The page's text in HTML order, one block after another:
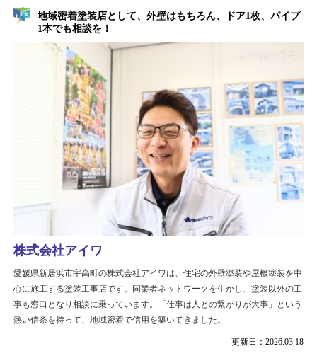
地域密着塗装店として、外壁はもちろん、ドア1枚、パイプ
1本でも相談を！
更新日：2026.03.18
株式会社アイワ
愛媛県新居浜市宇高町の株式会社アイワは、住宅の外壁塗装や屋根塗装を中
心に施工する塗装工事店です。同業者ネットワークを生かし、塗装以外の工
事も窓口となり相談に乗っています。「仕事は人との繋がりが大事」という
熱い信条を持って、地域密着で信用を築いてきました。